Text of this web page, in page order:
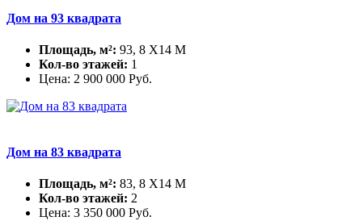
Дом на 93 квадрата
Площадь, м²: 93, 8 X14 М
Кол-во этажей: 1
Цена: 2 900 000 Руб.
Дом на 83 квадрата
Площадь, м²: 83, 8 X14 М
Кол-во этажей: 2
Цена: 3 350 000 Руб.